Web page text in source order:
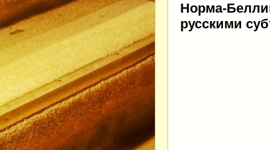
Норма-
русскими